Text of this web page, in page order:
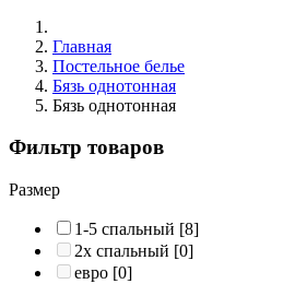
Главная
Постельное белье
Бязь однотонная
Бязь однотонная
Фильтр товаров
Размер
1-5 спальный [8]
2х спальный [0]
евро [0]